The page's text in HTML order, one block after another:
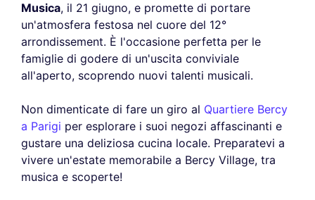
Musica, il 21 giugno, e promette di portare
un'atmosfera festosa nel cuore del 12°
arrondissement. È l'occasione perfetta per le
famiglie di godere di un'uscita conviviale
all'aperto, scoprendo nuovi talenti musicali.
Non dimenticate di fare un giro al Quartiere Bercy
a Parigi per esplorare i suoi negozi affascinanti e
gustare una deliziosa cucina locale. Preparatevi a
vivere un'estate memorabile a Bercy Village, tra
musica e scoperte!